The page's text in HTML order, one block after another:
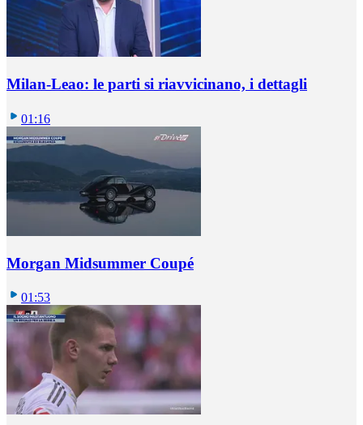
Milan-Leao: le parti si riavvicinano, i dettagli
01:16
Morgan Midsummer Coupé
01:53